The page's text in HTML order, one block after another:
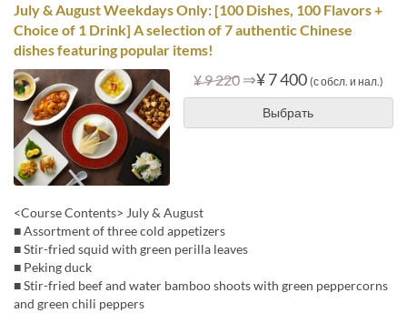
July & August Weekdays Only: [100 Dishes, 100 Flavors +
Choice of 1 Drink] A selection of 7 authentic Chinese
dishes featuring popular items!
¥ 9 220 ⇒¥ 7 400 (с обсл. и нал.)
Выбрать
<Course Contents> July & August
■ Assortment of three cold appetizers
■ Stir-fried squid with green perilla leaves
■ Peking duck
■ Stir-fried beef and water bamboo shoots with green peppercorns
and green chili peppers